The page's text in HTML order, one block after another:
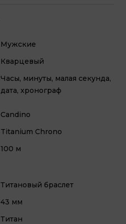
Мужские
Кварцевый
Часы, минуты, малая секунда,
дата, хронограф
Candino
Titanium Chrono
100 м
Титановый браслет
43 мм
Титан